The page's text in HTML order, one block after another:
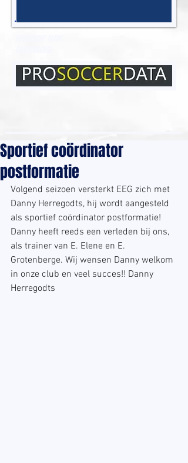
Sportief coördinator
postformatie
Volgend seizoen versterkt EEG zich met
Danny Herregodts, hij wordt aangesteld
als sportief coördinator postformatie!
Danny heeft reeds een verleden bij ons,
als trainer van E. Elene en E.
Grotenberge. Wij wensen Danny welkom
in onze club en veel succes!! Danny
Herregodts